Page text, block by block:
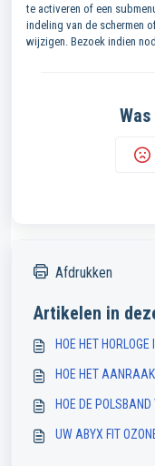
te activeren of een
indeling van de schermen
wijzigen. Bezoek indien
Afdrukken
Artikelen in
HOE HET
HOE HET
HOE DE POLSBAND
UW ABYX FIT